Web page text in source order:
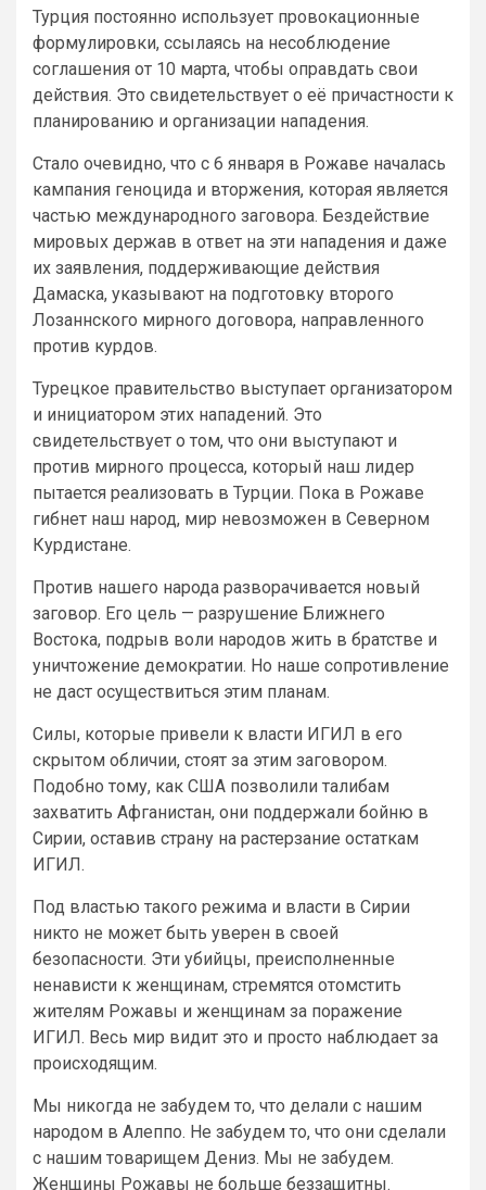
Турция постоянно использует провокационные
формулировки, ссылаясь на несоблюдение
соглашения от 10 марта, чтобы оправдать свои
действия. Это свидетельствует о её причастности к
планированию и организации нападения.
Стало очевидно, что с 6 января в Рожаве началась
кампания геноцида и вторжения, которая является
частью международного заговора. Бездействие
мировых держав в ответ на эти нападения и даже
их заявления, поддерживающие действия
Дамаска, указывают на подготовку второго
Лозаннского мирного договора, направленного
против курдов.
Турецкое правительство выступает организатором
и инициатором этих нападений. Это
свидетельствует о том, что они выступают и
против мирного процесса, который наш лидер
пытается реализовать в Турции. Пока в Рожаве
гибнет наш народ, мир невозможен в Северном
Курдистане.
Против нашего народа разворачивается новый
заговор. Его цель — разрушение Ближнего
Востока, подрыв воли народов жить в братстве и
уничтожение демократии. Но наше сопротивление
не даст осуществиться этим планам.
Силы, которые привели к власти ИГИЛ в его
скрытом обличии, стоят за этим заговором.
Подобно тому, как США позволили талибам
захватить Афганистан, они поддержали бойню в
Сирии, оставив страну на растерзание остаткам
ИГИЛ.
Под властью такого режима и власти в Сирии
никто не может быть уверен в своей
безопасности. Эти убийцы, преисполненные
ненависти к женщинам, стремятся отомстить
жителям Рожавы и женщинам за поражение
ИГИЛ. Весь мир видит это и просто наблюдает за
происходящим.
Мы никогда не забудем то, что делали с нашим
народом в Алеппо. Не забудем то, что они сделали
с нашим товарищем Дениз. Мы не забудем.
Женщины Рожавы не больше беззащитны.